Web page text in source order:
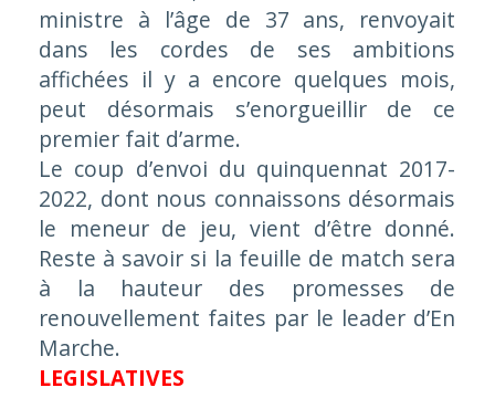
ministre à l’âge de 37 ans, renvoyait
dans les cordes de ses ambitions
affichées il y a encore quelques mois,
peut désormais s’enorgueillir de ce
premier fait d’arme.
Le coup d’envoi du quinquennat 2017-
2022, dont nous connaissons désormais
le meneur de jeu, vient d’être donné.
Reste à savoir si la feuille de match sera
à la hauteur des promesses de
renouvellement faites par le leader d’En
Marche.
LEGISLATIVES